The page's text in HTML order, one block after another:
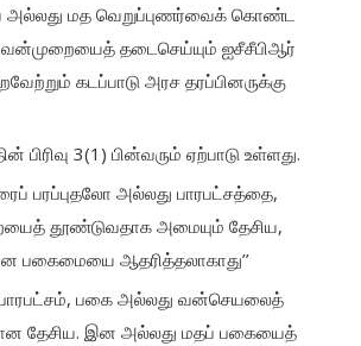
அல்லது மத வெறுப்புணர்வைக் கொண்ட
தடைசெய்யும் ஐசீசீபிஆர்
கடப்பாடு அரச தரப்பினருக்கு
பிரிவு 3(1) பின்வரும் ஏற்பாடு உள்ளது.
பரப்புதலோ அல்லது பாரபட்சத்தை,
தூண்டுவதாக அமையும் தேசிய,
பகைமையை ஆதரித்தலாகாது’’
பகை அல்லது வன்செயலைத்
தேசிய. இன அல்லது மதப் பகையைத்